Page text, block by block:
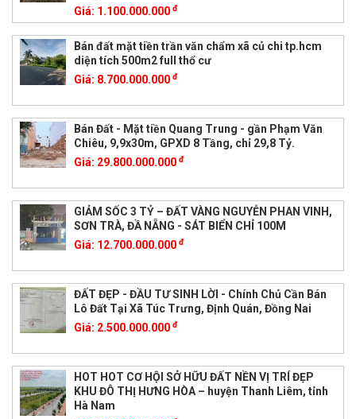
Giá: 1.100.000.000 đ
Bán đất mặt tiền trần văn chẩm xã củ chi tp.hcm
diện tích 500m2 full thổ cư
Giá: 8.700.000.000 đ
Bán Đất - Mặt tiền Quang Trung - gần Phạm Văn
Chiêu, 9,9x30m, GPXD 8 Tầng, chỉ 29,8 Tỷ.
Giá: 29.800.000.000 đ
GIẢM SỐC 3 TỶ – ĐẤT VÀNG NGUYỄN PHAN VINH,
SƠN TRÀ, ĐẦ NẴNG - SÁT BIỂN CHỈ 100M
Giá: 12.700.000.000 đ
ĐẤT ĐẸP - ĐẦU TƯ SINH LỜI - Chính Chủ Cần Bán
Lô Đất Tại Xã Túc Trưng, Định Quán, Đồng Nai
Giá: 2.500.000.000 đ
HOT HOT CƠ HỘI SỞ HỮU ĐẤT NỀN VỊ TRÍ ĐẸP
KHU ĐÔ THỊ HƯNG HÒA – huyện Thanh Liêm, tỉnh
Hà Nam